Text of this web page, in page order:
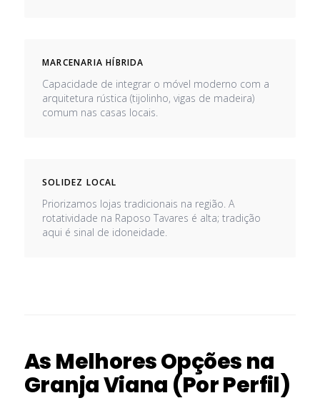
MARCENARIA HÍBRIDA
Capacidade de integrar o móvel moderno com a
arquitetura rústica (tijolinho, vigas de madeira)
comum nas casas locais.
SOLIDEZ LOCAL
Priorizamos lojas tradicionais na região. A
rotatividade na Raposo Tavares é alta; tradição
aqui é sinal de idoneidade.
As Melhores Opções na
Granja Viana (Por Perfil)